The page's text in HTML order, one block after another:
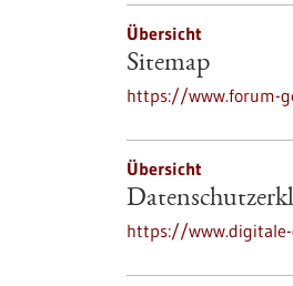
Übersicht
Sitemap
https://www.forum-
Übersicht
https://